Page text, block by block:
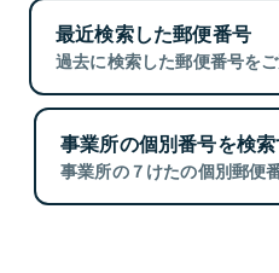
最近検索した郵便番号
過去に検索した郵便番号をご
事業所の個別番号を検
事業所の７けたの個別郵便